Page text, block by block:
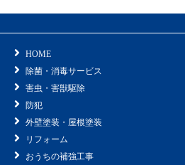
HOME
除菌・消毒サービス
害虫・害獣駆除
防犯
外壁塗装・屋根塗装
リフォーム
おうちの補強工事